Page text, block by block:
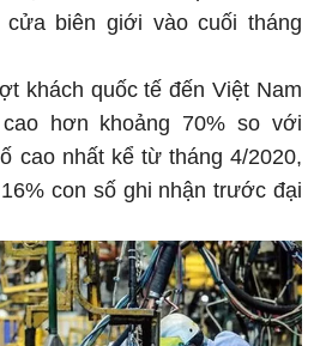
biên giới vào cuối tháng
khách quốc tế đến Việt Nam
hơn khoảng 70% so với
cao nhất kể từ tháng 4/2020,
con số ghi nhận trước đại